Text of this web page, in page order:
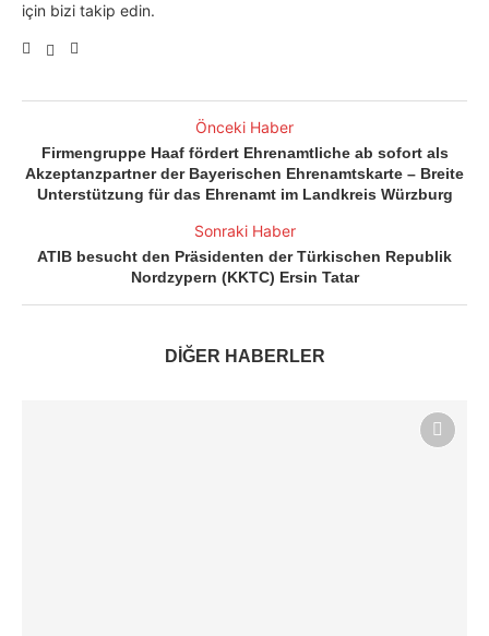
için bizi takip edin.
Önceki Haber
Firmengruppe Haaf fördert Ehrenamtliche ab sofort als
Akzeptanzpartner der Bayerischen Ehrenamtskarte – Breite
Unterstützung für das Ehrenamt im Landkreis Würzburg
Sonraki Haber
ATIB besucht den Präsidenten der Türkischen Republik
Nordzypern (KKTC) Ersin Tatar
DİĞER HABERLER